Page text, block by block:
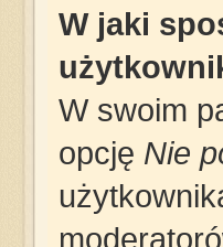
W jaki
W swoim
opcję Nie